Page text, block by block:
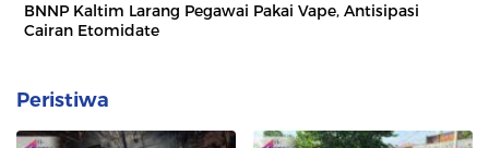
BNNP Kaltim Larang Pegawai Pakai Vape, Antisipasi
Cairan Etomidate
Peristiwa